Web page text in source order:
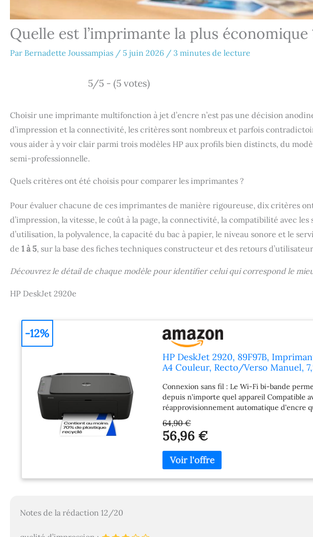
Quelle est l’imprimante la plus économique
Par Bernadette Joussampias / 5 juin 2026 / 3 minutes de lecture
5/5 - (5 votes)
Choisir une imprimante multifonction à jet d’encre n’est pas une décision
d’impression et la connectivité, les critères sont nombreux et parfois
vous aider à y voir clair parmi trois modèles HP aux profils bien distincts, du
semi-professionnelle.
Quels critères ont été choisis pour comparer les imprimantes ?
Pour évaluer chacune de ces imprimantes de manière rigoureuse, dix critères
d’impression, la vitesse, le coût à la page, la connectivité, la compatibilité avec les
d’utilisation, la polyvalence, la capacité du bac à papier, le niveau sonore et le
de 1 à 5, sur la base des fiches techniques constructeur et des retours
Découvrez le détail de chaque modèle pour identifier celui qui correspond le
HP DeskJet 2920e
HP DeskJet 2920, 89F97B,
A4 Couleur, Recto/Verso Manuel,
Connexion sans fil : Le Wi-Fi bi-bande
depuis n’importe quel appareil Compatible
réapprovisionnement automatique d’encre
chez vous Contrôle total avec l’application
gérez l’imprimante depuis votre mobile,
HP Smart Qualité d’impression et bonnes
ppm en noir et 5,5 ppm en couleur, avec
1 200 ppp Panneau intuitif et design
commande LCD à icônes et un bac d’entrée
:Imprimante tout-en-un HP DeskJet 2920;
64,90 €
56,96 €
-12%
Notes de la rédaction 12/20